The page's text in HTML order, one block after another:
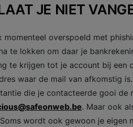
JE NIET
overspoeld met
te lokken om daar je
te krijgen tot je account bij een
waar de mail van afkomstig
die je contacteerde gooi de
. Maar ook
wordt ook gewoon je eigen